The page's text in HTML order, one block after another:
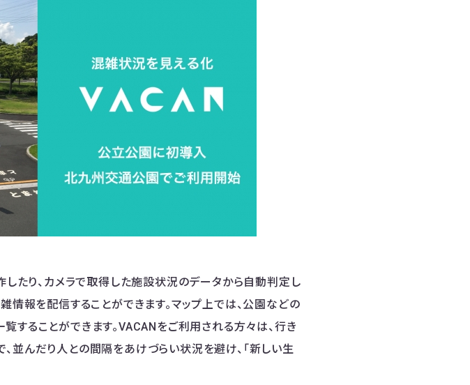
したり、カメラで取得した施設状況のデータから自動判定し
情報を配信することができます。マップ上では、公園などの
することができます。VACANをご利用される方々は、行き
並んだり人との間隔をあけづらい状況を避け、「新しい生